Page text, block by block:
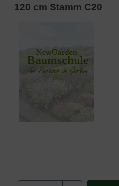
120 cm Stamm C20